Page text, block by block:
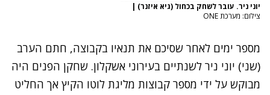
יוני ניר. עובר לשחק בכחול (גיא איזנר) |
צילום: מערכת ONE
מספר ימים לאחר שסיכם את תנאיו בקבוצה, חתם הערב
(שני) יוני ניר לשנתיים בעירוני אשקלון. שחקן הפנים היה
מבוקש על ידי מספר קבוצות מליגת לוטו הקיץ אך החליט